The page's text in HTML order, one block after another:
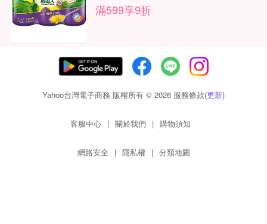
滿599享9折
Yahoo台灣電子商務 版權所有 © 2026 服務條款(更新)
客服中心 | 關於我們 | 購物須知
網路安全 | 隱私權 | 分類地圖